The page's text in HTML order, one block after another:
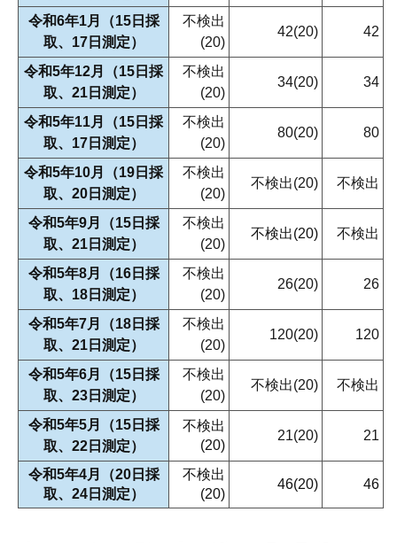
令和6年1月（15日採
取、17日測定）
不検出
(20)
42(20) 42
令和5年12月（15日採
取、21日測定）
不検出
(20)
34(20) 34
令和5年11月（15日採
取、17日測定）
不検出
(20)
80(20) 80
令和5年10月（19日採
取、20日測定）
不検出
(20)
不検出(20) 不検出
令和5年9月（15日採
取、21日測定）
不検出
(20)
不検出(20) 不検出
令和5年8月（16日採
取、18日測定）
不検出
(20)
26(20) 26
令和5年7月（18日採
取、21日測定）
不検出
(20)
120(20) 120
令和5年6月（15日採
取、23日測定）
不検出
(20)
不検出(20) 不検出
令和5年5月（15日採
取、22日測定）
不検出
(20)
21(20) 21
令和5年4月（20日採
取、24日測定）
不検出
(20)
46(20) 46